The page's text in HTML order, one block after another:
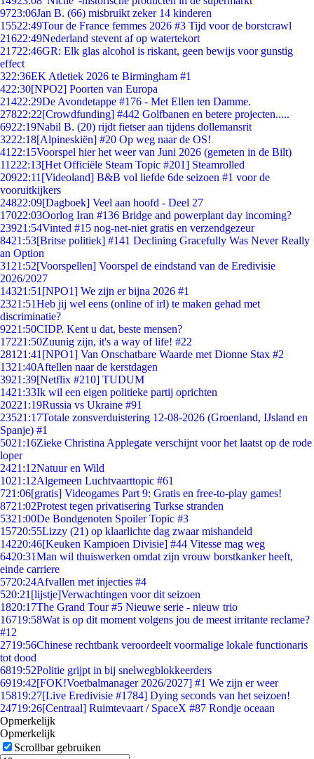
9723:06Jan B. (66) misbruikt zeker 14 kinderen
15522:49Tour de France femmes 2026 #3 Tijd voor de borstcrawl
21622:49Nederland stevent af op watertekort
21722:46GR: Elk glas alcohol is riskant, geen bewijs voor gunstig
effect
322:36EK Atletiek 2026 te Birmingham #1
422:30[NPO2] Poorten van Europa
21422:29De Avondetappe #176 - Met Ellen ten Damme.
27822:22[Crowdfunding] #442 Golfbanen en betere projecten.....
6922:19Nabil B. (20) rijdt fietser aan tijdens dollemansrit
3222:18[Alpineskiën] #20 Op weg naar de OS!
41 22:15Voorspel hier het weer van Juni 2026 (gemeten in de Bilt)
11222:13[Het Officiële Steam Topic #201] Steamrolled
20922:11 [Videoland] B&B vol liefde 6de seizoen #1 voor de
vooruitkijkers
24822:09[Dagboek] Veel aan hoofd - Deel 27
17022:03Oorlog Iran #136 Bridge and powerplant day incoming?
23921:54Vinted #15 nog-net-niet gratis en verzendgezeur
8421:53[Britse politiek] #141 Declining Gracefully Was Never Really
an Option
31 21:52[Voorspellen] Voorspel de eindstand van de Eredivisie
2026/2027
14321:51 [NPO1] We zijn er bijna 2026 #1
2321:51Heb jij wel eens (online of irl) te maken gehad met
discriminatie?
9221:50CIDP. Kent u dat, beste mensen?
17221:50Zuunig zijn, it's a way of life! #22
281 21:41 [NPO1] Van Onschatbare Waarde met Dionne Stax #2
1321:40Aftellen naar de kerstdagen
3921:39[Netflix #210] TUDUM
1421:33Ik wil een eigen politieke partij oprichten
20221:19Russia vs Ukraine #91
23521:17Totale zonsverduistering 12-08-2026 (Groenland, IJsland en
Spanje) #1
5021:16Zieke Christina Applegate verschijnt voor het laatst op de rode
loper
2421:12Natuur en Wild
1021:12Algemeen Luchtvaarttopic #61
721:06[gratis] Videogames Part 9: Gratis en free-to-play games!
8721:02Protest tegen privatisering Turkse stranden
5321:00De Bondgenoten Spoiler Topic #3
15720:55Lizzy (21) op klaarlichte dag zwaar mishandeld
14220:46[Keuken Kampioen Divisie] #44 Vitesse mag weg
6420:31Man wil thuiswerken omdat zijn vrouw borstkanker heeft,
einde carriere
5720:24Afvallen met injecties #4
520:21 [lijstje]Verwachtingen voor dit seizoen
1820:17The Grand Tour #5 Nieuwe serie - nieuw trio
16719:58Wat is op dit moment volgens jou de meest irritante reclame?
#12
2719:56Chinese rechtbank veroordeelt voormalige lokale functionaris
tot dood
6819:52Politie grijpt in bij snelwegblokkeerders
6919:42[FOK!Voetbalmanager 2026/2027] #1 We zijn er weer
15819:27[Live Eredivisie #1784] Dying seconds van het seizoen!
24719:26[Centraal] Ruimtevaart / SpaceX #87 Rondje oceaan
Opmerkelijk
Opmerkelijk
Scrollbar gebruiken